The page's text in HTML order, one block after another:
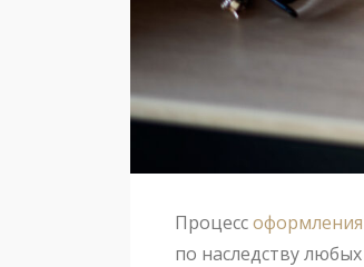
Процессоформления
по наследству